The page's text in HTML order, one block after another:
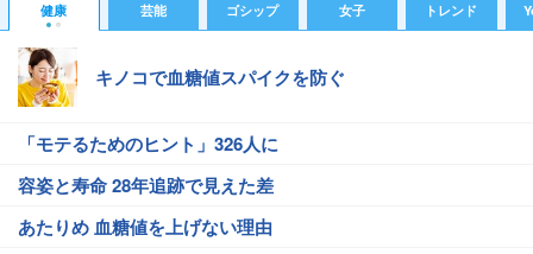
健康 芸能 ゴシップ 女子 トレンド
キノコで血糖値スパイクを防ぐ
「モテるためのヒント」326人に
容姿と寿命 28年追跡で見えた差
あたりめ 血糖値を上げない理由